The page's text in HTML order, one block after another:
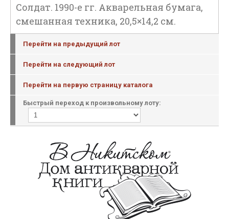
Солдат. 1990-е гг. Акварельная бумага,
смешанная техника, 20,5×14,2 см.
Перейти на предыдущий лот
Перейти на следующий лот
Перейти на первую страницу каталога
Быстрый переход к произвольному лоту: